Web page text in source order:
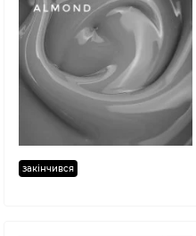
закінчився